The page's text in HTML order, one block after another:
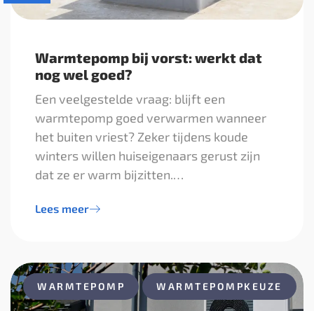
Warmtepomp bij vorst: werkt dat
nog wel goed?
Een veelgestelde vraag: blijft een
warmtepomp goed verwarmen wanneer
het buiten vriest? Zeker tijdens koude
winters willen huiseigenaars gerust zijn
dat ze er warm bijzitten.…
Lees meer
WARMTEPOMP WARMTEPOMPKEUZE